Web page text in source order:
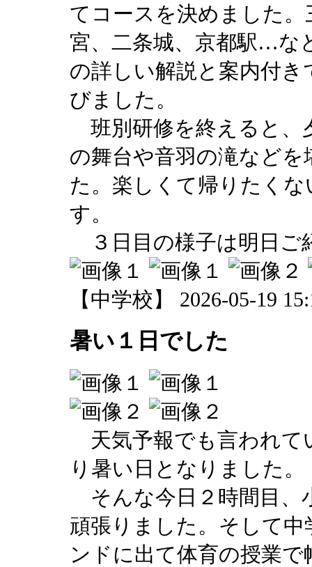
てコースを決めました
宮、二条城、京都駅…な
の詳しい解説と案内付
びました。
班別研修を終えると、
の舞台や音羽の滝など
た。楽しくて帰りたく
す。
３日目の様子は明日ご
【中学校】 2026-05-19
暑い１日でした
天気予報でも言われて
り暑い日となりました。
そんな今日２時間目、
頑張りました。そして
ンドに出て体育の授業